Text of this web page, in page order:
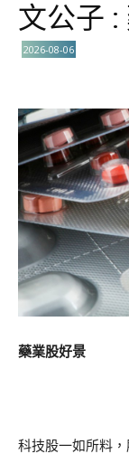
文公子 :
2026-08-06
藥業股好景
科技股一如所料